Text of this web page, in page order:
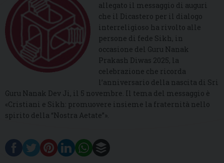
allegato il messaggio di auguri
che il Dicastero per il dialogo
interreligioso ha rivolto alle
persone di fede Sikh, in
occasione del Guru Nanak
Prakash Diwas 2025, la
celebrazione che ricorda
l’anniversario della nascita di Sri
Guru Nanak Dev Ji, il 5 novembre. Il tema del messaggio è
«Cristiani e Sikh: promuovere insieme la fraternità nello
spirito della “Nostra Aetate”».